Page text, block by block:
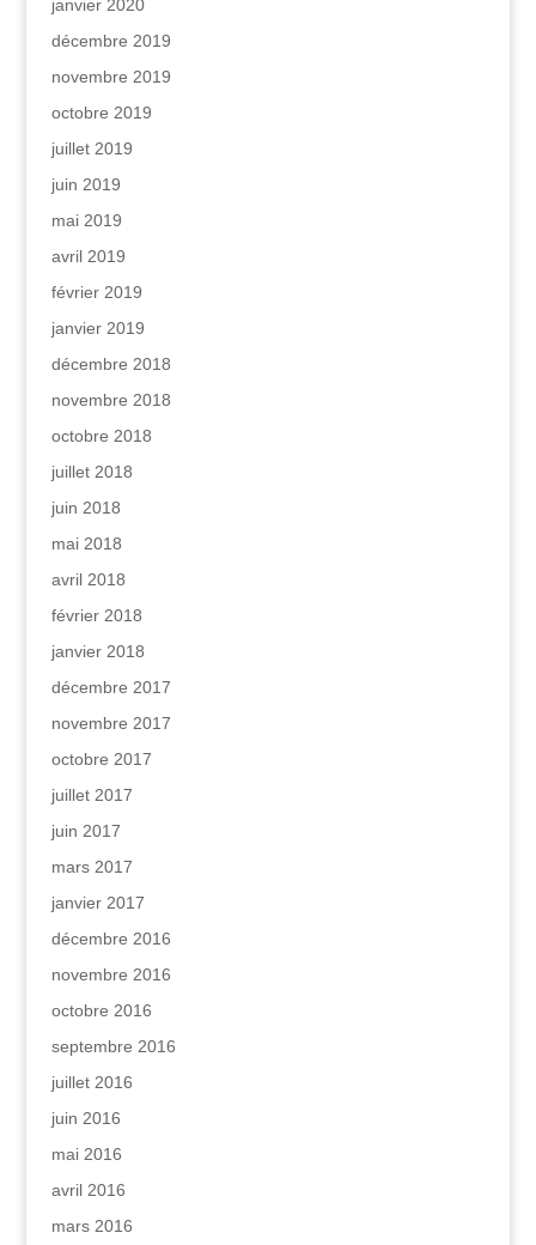
janvier 2020
décembre 2019
novembre 2019
octobre 2019
juillet 2019
juin 2019
mai 2019
avril 2019
février 2019
janvier 2019
décembre 2018
novembre 2018
octobre 2018
juillet 2018
juin 2018
mai 2018
avril 2018
février 2018
janvier 2018
décembre 2017
novembre 2017
octobre 2017
juillet 2017
juin 2017
mars 2017
janvier 2017
décembre 2016
novembre 2016
octobre 2016
septembre 2016
juillet 2016
juin 2016
mai 2016
avril 2016
mars 2016